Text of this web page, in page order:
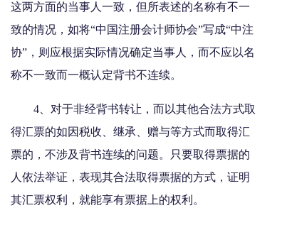
这两方面的当事人一致，但所表述的名称有不一
致的情况，如将“中国注册会计师协会”写成“中注
协”，则应根据实际情况确定当事人，而不应以名
称不一致而一概认定背书不连续。
4、对于非经背书转让，而以其他合法方式取
得汇票的如因税收、继承、赠与等方式而取得汇
票的，不涉及背书连续的问题。只要取得票据的
人依法举证，表现其合法取得票据的方式，证明
其汇票权利，就能享有票据上的权利。